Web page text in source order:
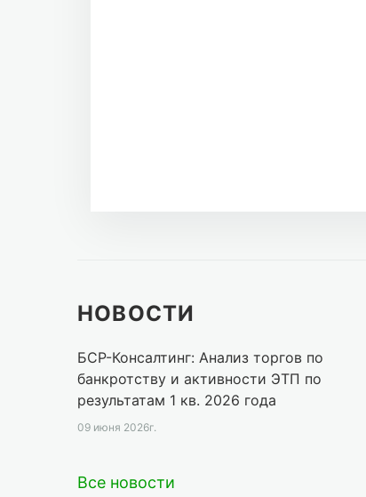
НОВОСТИ
БСР-Консалтинг: Анализ торгов по
банкротству и активности ЭТП по
результатам 1 кв. 2026 года
09 июня 2026г.
Все новости